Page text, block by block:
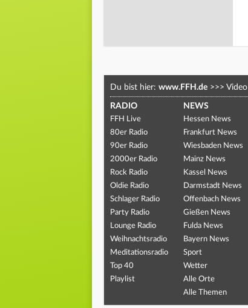
Du bist hier: www.FFH.de >>> Video
RADIO
FFH Live
80er Radio
90er Radio
2000er Radio
Rock Radio
Oldie Radio
Schlager Radio
Party Radio
Lounge Radio
Weihnachtsradio
Meditationsradio
Top 40
Playlist
NEWS
Hessen News
Frankfurt News
Wiesbaden News
Mainz News
Kassel News
Darmstadt News
Offenbach News
Gießen News
Fulda News
Bayern News
Sport
Wetter
Alle Orte
Alle Themen